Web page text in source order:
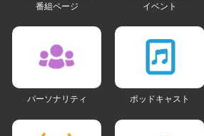
番組ページ イベント
パーソナリティ ポッドキャスト